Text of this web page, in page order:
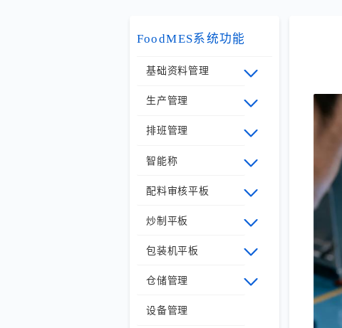
FoodMES系统功能
基础资料管理
生产管理
排班管理
智能称
配料审核平板
炒制平板
包装机平板
仓储管理
设备管理